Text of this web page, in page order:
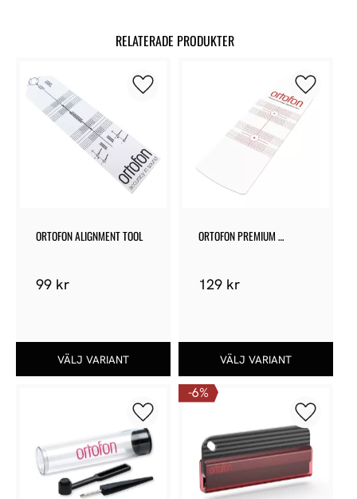
RELATERADE PRODUKTER
ORTOFON ALIGNMENT TOOL
99 kr
Lägg till i favoriter
ORTOFON PREMIUM
129 kr
Lägg till
Lägg till i favoriter
6%
Lägg till